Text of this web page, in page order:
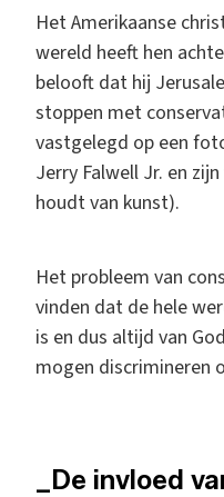
Het Amerikaanse
wereld heeft hen
belooft dat hij
stoppen met
vastgelegd op een
Jerry Falwell Jr. en
houdt van kunst).
Het probleem van
vinden dat de hele
is en dus altijd van
mogen discrimineren
_De invloed